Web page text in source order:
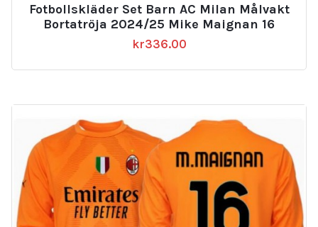
Fotbollskläder Set Barn AC Milan Målvakt
Bortatröja 2024/25 Mike Maignan 16
kr336.00